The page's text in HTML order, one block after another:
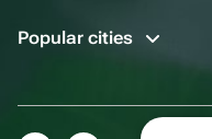
Popular cities